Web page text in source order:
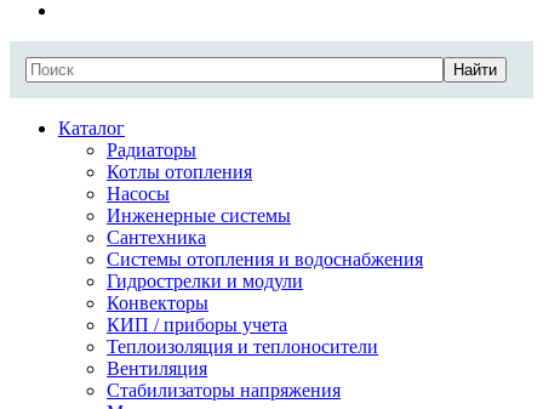
Найти
Каталог
Радиаторы
Котлы отопления
Насосы
Инженерные системы
Сантехника
Системы отопления и водоснабжения
Гидрострелки и модули
Конвекторы
КИП / приборы учета
Теплоизоляция и теплоносители
Вентиляция
Стабилизаторы напряжения